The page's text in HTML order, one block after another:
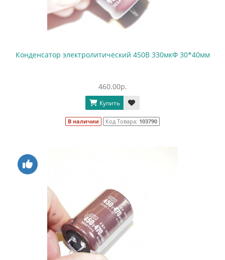
Конденсатор электролитический 450В 330мкФ 30*40мм
460.00р.
Купить
В наличии Код Товара: 103790